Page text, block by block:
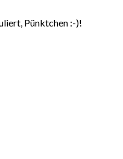
Pünktchen :-)!